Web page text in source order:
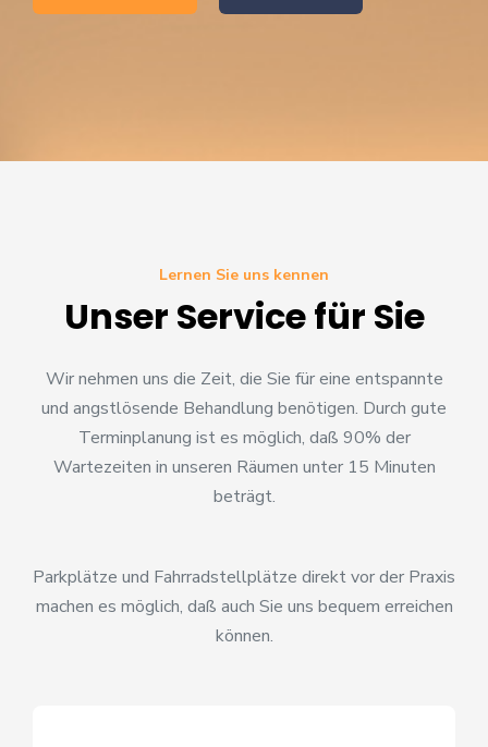
Lernen Sie uns kennen
Unser Service für Sie
Wir nehmen uns die Zeit, die Sie für eine entspannte
und angstlösende Behandlung benötigen. Durch gute
Terminplanung ist es möglich, daß 90% der
Wartezeiten in unseren Räumen unter 15 Minuten
beträgt.
Parkplätze und Fahrradstellplätze direkt vor der Praxis
machen es möglich, daß auch Sie uns bequem erreichen
können.